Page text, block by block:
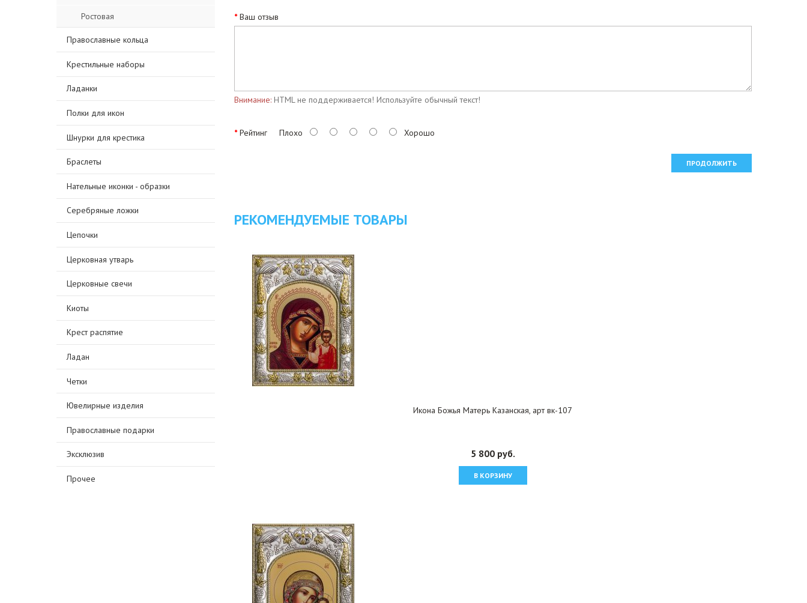
Ростовая
Православные кольца
Крестильные наборы
Ладанки
Полки для икон
Шнурки для крестика
Браслеты
Нательные иконки - образки
Серебряные ложки
Цепочки
Церковная утварь
Церковные свечи
Киоты
Крест распятие
Ладан
Четки
Ювелирные изделия
Православные подарки
Эксклюзив
Прочее
Ваш отзыв
Внимание:HTML не поддерживается! Используйте обычный текст!
РейтингПлохо Хорошо
ПРОДОЛЖИТЬ
РЕКОМЕНДУЕМЫЕ ТОВАРЫ
Икона Божья Матерь Казанская, арт вк-107
5 800 руб.
В КОРЗИНУ